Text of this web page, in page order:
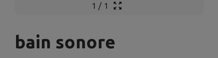
1 / 1
bain sonore